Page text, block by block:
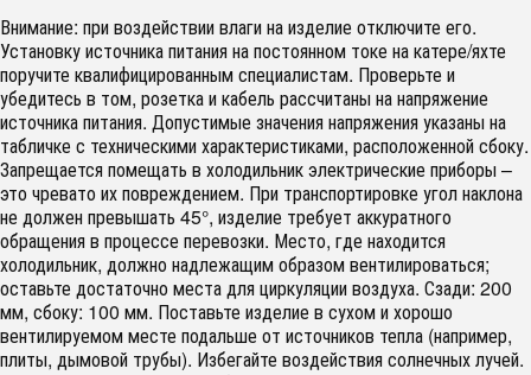
Внимание: при воздействии влаги на изделие отключите его.
Установку источника питания на постоянном токе на катере/яхте
поручите квалифицированным специалистам. Проверьте и
убедитесь в том, розетка и кабель рассчитаны на напряжение
источника питания. Допустимые значения напряжения указаны на
табличке с техническими характеристиками, расположенной сбоку.
Запрещается помещать в холодильник электрические приборы –
это чревато их повреждением. При транспортировке угол наклона
не должен превышать 45°, изделие требует аккуратного
обращения в процессе перевозки. Место, где находится
холодильник, должно надлежащим образом вентилироваться;
оставьте достаточно места для циркуляции воздуха. Сзади: 200
мм, сбоку: 100 мм. Поставьте изделие в сухом и хорошо
вентилируемом месте подальше от источников тепла (например,
плиты, дымовой трубы). Избегайте воздействия солнечных лучей.